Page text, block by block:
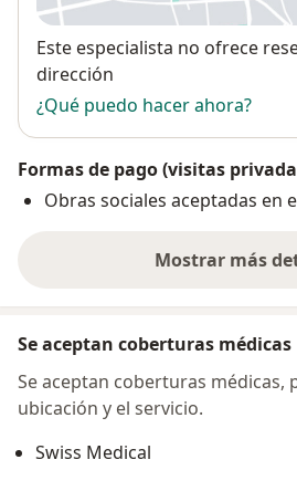
Disponibilidad
Este especialista no ofrece
dirección
¿Qué puedo hacer ahora?
Formas de pago (visitas
Obras sociales aceptadas en
Mostrar mássobre
Se aceptan coberturas médicas
Se aceptan coberturas médicas,
ubicación y el servicio.
Swiss Medical